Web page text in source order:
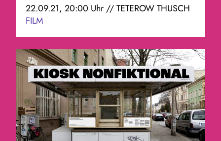
22.09.21, 20:00 Uhr // TETEROW THUSCH
FILM